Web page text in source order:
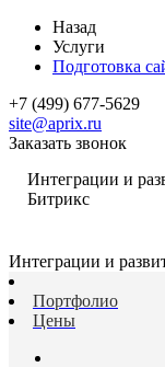
Назад
Услуги
Подготовка
+7 (499) 677-5629
site@aprix.ru
Заказать звонок
Интеграции и
Битрикс
Интеграции и
Портфолио
Цены